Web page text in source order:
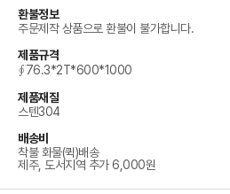
환불정보
주문제작 상품으로 환불이 불가합니다.
제품규격
∮76.3*2T*600*1000
제품재질
스텐304
배송비
착불 화물(퀵)배송
제주, 도서지역 추가 6,000원